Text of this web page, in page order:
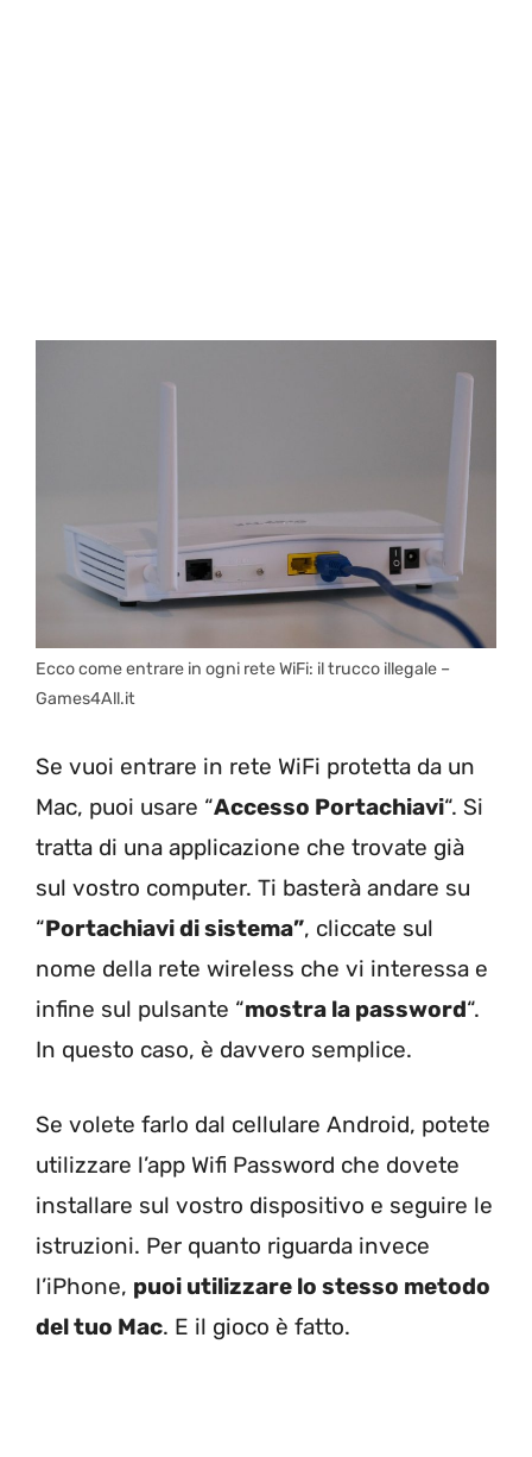
Ecco come entrare in ogni rete WiFi: il trucco illegale –
Games4All.it
Se vuoi entrare in rete WiFi protetta da un
Mac, puoi usare “Accesso Portachiavi“. Si
tratta di una applicazione che trovate già
sul vostro computer. Ti basterà andare su
“Portachiavi di sistema”, cliccate sul
nome della rete wireless che vi interessa e
infine sul pulsante “mostra la password“.
In questo caso, è davvero semplice.
Se volete farlo dal cellulare Android, potete
utilizzare l’app Wifi Password che dovete
installare sul vostro dispositivo e seguire le
istruzioni. Per quanto riguarda invece
l’iPhone, puoi utilizzare lo stesso metodo
del tuo Mac. E il gioco è fatto.